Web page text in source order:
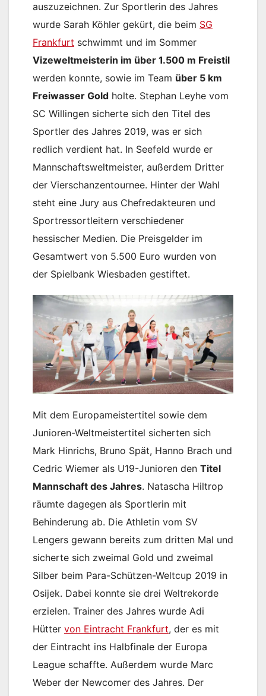
auszuzeichnen. Zur Sportlerin des Jahres
wurde Sarah Köhler gekürt, die beim SG
Frankfurt schwimmt und im Sommer
Vizeweltmeisterin im über 1.500 m Freistil
werden konnte, sowie im Team über 5 km
Freiwasser Gold holte. Stephan Leyhe vom
SC Willingen sicherte sich den Titel des
Sportler des Jahres 2019, was er sich
redlich verdient hat. In Seefeld wurde er
Mannschaftsweltmeister, außerdem Dritter
der Vierschanzentournee. Hinter der Wahl
steht eine Jury aus Chefredakteuren und
Sportressortleitern verschiedener
hessischer Medien. Die Preisgelder im
Gesamtwert von 5.500 Euro wurden von
der Spielbank Wiesbaden gestiftet.
Mit dem Europameistertitel sowie dem
Junioren-Weltmeistertitel sicherten sich
Mark Hinrichs, Bruno Spät, Hanno Brach und
Cedric Wiemer als U19-Junioren den Titel
Mannschaft des Jahres. Natascha Hiltrop
räumte dagegen als Sportlerin mit
Behinderung ab. Die Athletin vom SV
Lengers gewann bereits zum dritten Mal und
sicherte sich zweimal Gold und zweimal
Silber beim Para-Schützen-Weltcup 2019 in
Osijek. Dabei konnte sie drei Weltrekorde
erzielen. Trainer des Jahres wurde Adi
Hütter von Eintracht Frankfurt, der es mit
der Eintracht ins Halbfinale der Europa
League schaffte. Außerdem wurde Marc
Weber der Newcomer des Jahres. Der